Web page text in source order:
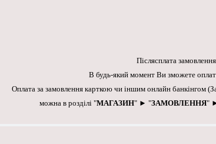
Післясплата замовлення
В будь-який момент Ви зможете
Оплата за замовлення карткою чи іншим онлайн банкінгом
можна в розділі "МАГАЗИН" ► "ЗАМОВЛЕННЯ"